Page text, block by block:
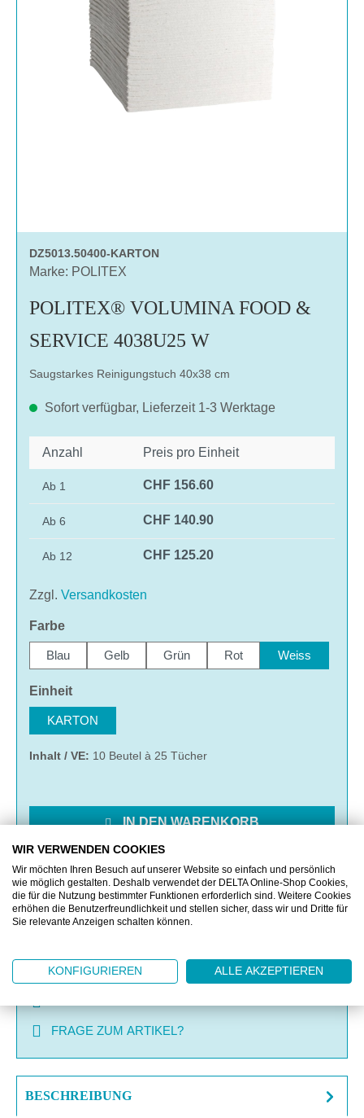
DZ5013.50400-KARTON
Marke: POLITEX
POLITEX® VOLUMINA FOOD &
SERVICE 4038U25 W
Saugstarkes Reinigungstuch 40x38 cm
Sofort verfügbar, Lieferzeit 1-3 Werktage
Anzahl Preis pro Einheit
Ab 1 CHF 156.60
Ab 6 CHF 140.90
Ab 12 CHF 125.20
Zzgl. Versandkosten
Farbeauswählen
Blau Gelb Grün Rot Weiss
Einheitauswählen
KARTON
Inhalt / VE: 10 Beutel à 25 Tücher
IN DEN WARENKORB
MERKEN
VERGLEICHEN
OFFERTE EINHOLEN
FRAGE ZUM ARTIKEL?
BESCHREIBUNG
WIR VERWENDEN COOKIES
Wir möchten Ihren Besuch auf unserer Website so einfach und persönlich
wie möglich gestalten. Deshalb verwendet der DELTA Online-Shop Cookies,
die für die Nutzung bestimmter Funktionen erforderlich sind. Weitere Cookies
erhöhen die Benutzerfreundlichkeit und stellen sicher, dass wir und Dritte für
Sie relevante Anzeigen schalten können.
KONFIGURIEREN ALLE AKZEPTIEREN